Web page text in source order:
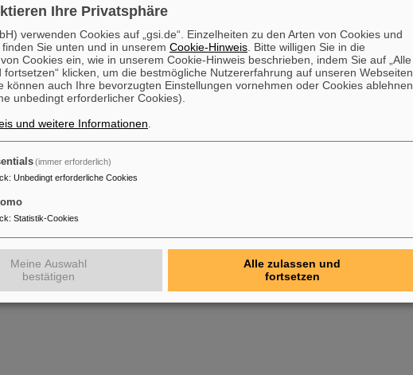
oder Vorschläge zu dieser Seite, wenden Sie sich an:
Schwerionenforschung GmbH
Ion Research in Europe GmbH
| Telefon: +49-6159-71- 0
Ihre Privatsphäre
verwenden Cookies auf „gsi.de“. Einzelheiten zu den Arten von Cookies und
Sie unten und in unserem Cookie-Hinweis . Bitte willigen Sie in die
Cookies ein, wie in unserem Cookie-Hinweis beschrieben, indem Sie auf „Alle
fortsetzen“ klicken, um die bestmögliche Nutzererfahrung auf unseren Webseiten
können auch Ihre bevorzugten Einstellungen vornehmen oder Cookies ablehnen
unbedingt erforderlicher Cookies).
und weitere Informationen
(immer erforderlich)
: Unbedingt erforderliche Cookies
: Statistik-Cookies
Meine Auswahl
bestätigen
Alle zulassen und
fortsetzen